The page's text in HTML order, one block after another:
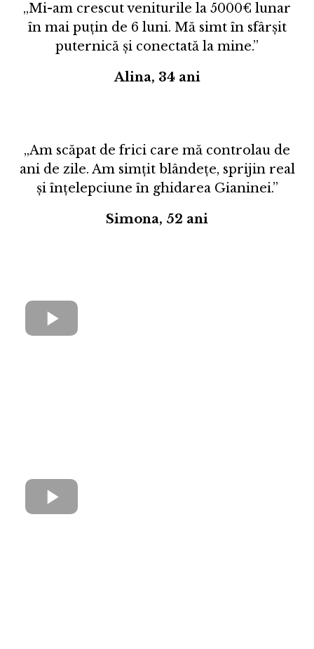
„Mi-am crescut veniturile la 5000€ lunar
în mai puțin de 6 luni. Mă simt în sfârșit
puternică și conectată la mine.”
Alina, 34 ani
„Am scăpat de frici care mă controlau de
ani de zile. Am simțit blândețe, sprijin real
și înțelepciune în ghidarea Gianinei.”
Simona, 52 ani